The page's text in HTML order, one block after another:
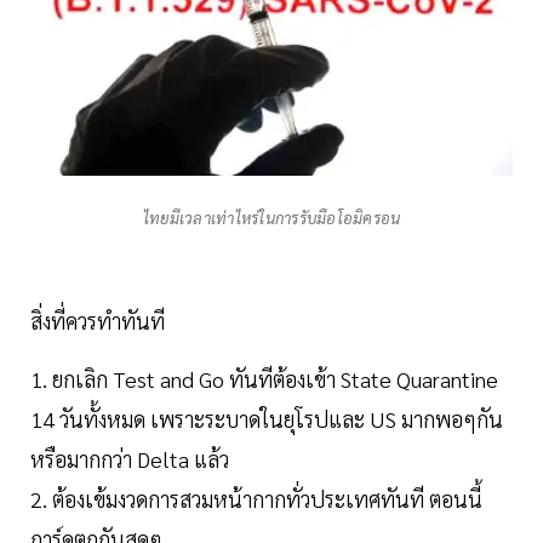
ไทยมีเวลาเท่าไหร่ในการรับมือโอมิครอน
สิ่งที่ควรทำทันที
1. ยกเลิก Test and Go ทันทีต้องเข้า State Quarantine
14 วันทั้งหมด เพราะระบาดในยุโรปและ US มากพอๆกัน
หรือมากกว่า Delta แล้ว
2. ต้องเข้มงวดการสวมหน้ากากทั่วประเทศทันที ตอนนี้